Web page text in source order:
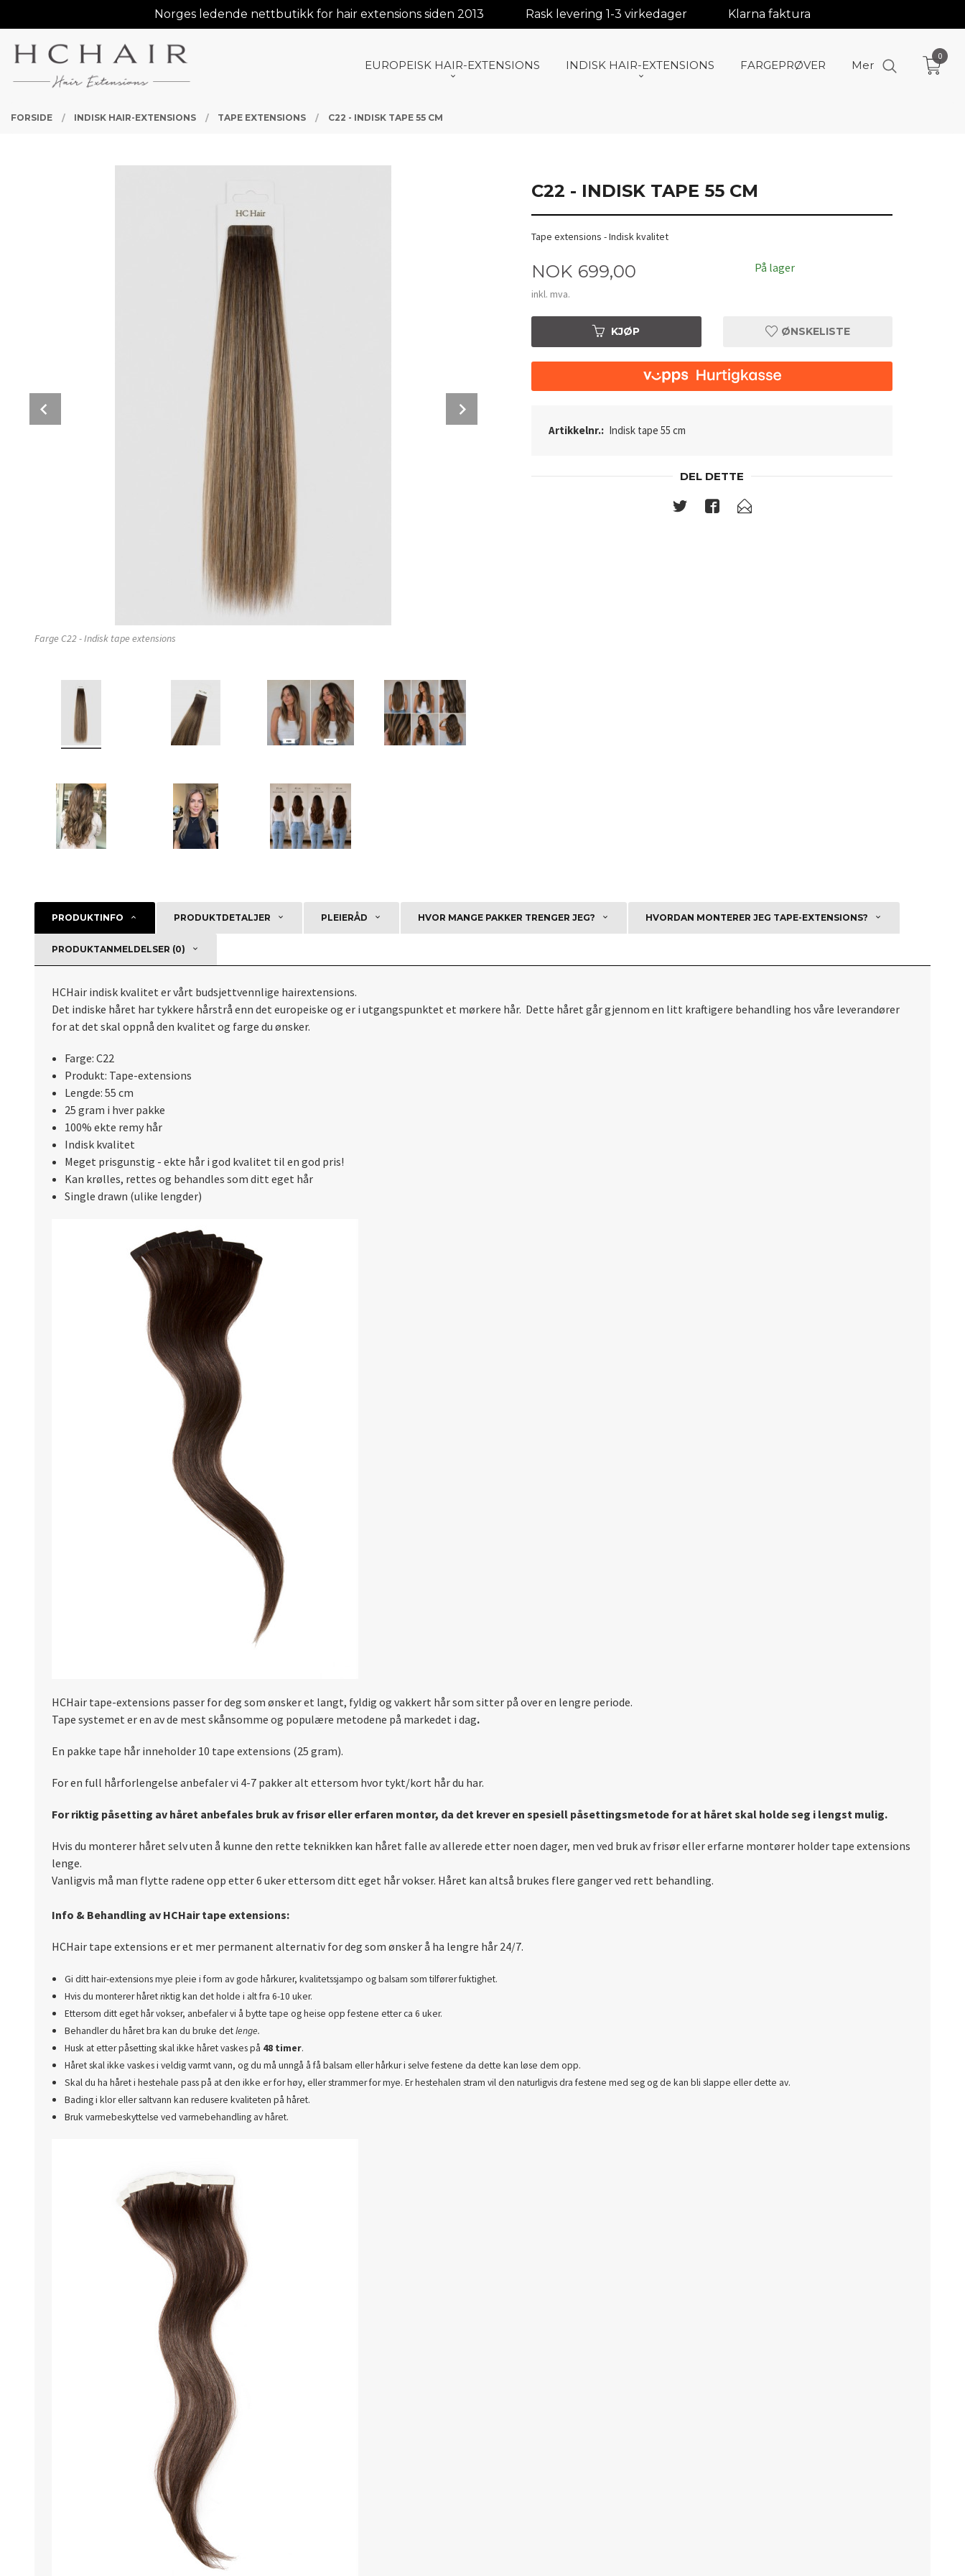
til
innholdet
Norges ledende nettbutikk for hair extensions siden 2013 Rask levering 1-3 virkedager Klarna faktura
PRODUKTER
EUROPEISK HAIR-EXTENSIONS INDISK HAIR-EXTENSIONS FARGEPRØVER Mer
0
FORSIDE INDISK HAIR-EXTENSIONS TAPE EXTENSIONS C22 - INDISK TAPE 55 CM
Farge C22 - Indisk tape extensions
C22 - INDISK TAPE 55 CM
Tape extensions - Indisk kvalitet
Pris
NOK 699,00
inkl. mva.
På lager
KJØP ØNSKELISTE
Artikkelnr.: Indisk tape 55 cm
DEL DETTE
PRODUKTINFO PRODUKTDETALJER PLEIERÅD HVOR MANGE PAKKER TRENGER JEG? HVORDAN MONTERER JEG TAPE-EXTENSIONS?
PRODUKTANMELDELSER (0)
HCHair indisk kvalitet er vårt budsjettvennlige hairextensions.
Det indiske håret har tykkere hårstrå enn det europeiske og er i utgangspunktet et mørkere hår. Dette håret går gjennom en litt kraftigere behandling hos våre leverandører
for at det skal oppnå den kvalitet og farge du ønsker.
Farge: C22
Produkt: Tape-extensions
Lengde: 55 cm
25 gram i hver pakke
100% ekte remy hår
Indisk kvalitet
Meget prisgunstig - ekte hår i god kvalitet til en god pris!
Kan krølles, rettes og behandles som ditt eget hår
Single drawn (ulike lengder)
HCHair tape-extensions passer for deg som ønsker et langt, fyldig og vakkert hår som sitter på over en lengre periode.
Tape systemet er en av de mest skånsomme og populære metodene på markedet i dag.
En pakke tape hår inneholder 10 tape extensions (25 gram).
For en full hårforlengelse anbefaler vi 4-7 pakker alt ettersom hvor tykt/kort hår du har.
For riktig påsetting av håret anbefales bruk av frisør eller erfaren montør, da det krever en spesiell påsettingsmetode for at håret skal holde seg i lengst mulig.
Hvis du monterer håret selv uten å kunne den rette teknikken kan håret falle av allerede etter noen dager, men ved bruk av frisør eller erfarne montører holder tape extensions
lenge.
Vanligvis må man flytte radene opp etter 6 uker ettersom ditt eget hår vokser. Håret kan altså brukes flere ganger ved rett behandling.
Info & Behandling av HCHair tape extensions:
HCHair tape extensions er et mer permanent alternativ for deg som ønsker å ha lengre hår 24/7.
Gi ditt hair-extensions mye pleie i form av gode hårkurer, kvalitetssjampo og balsam som tilfører fuktighet.
Hvis du monterer håret riktig kan det holde i alt fra 6-10 uker.
Ettersom ditt eget hår vokser, anbefaler vi å bytte tape og heise opp festene etter ca 6 uker.
Behandler du håret bra kan du bruke detlenge.
Husk at etter påsetting skal ikke håret vaskes på 48 timer.
Håret skal ikke vaskes i veldig varmt vann, og du må unngå å få balsam eller hårkur i selve festene da dette kan løse dem opp.
Skal du ha håret i hestehale pass på at den ikke er for høy, eller strammer for mye. Er hestehalen stram vil den naturligvis dra festene med seg og de kan bli slappe eller dette av.
Bading i klor eller saltvann kan redusere kvaliteten på håret.
Bruk varmebeskyttelse ved varmebehandling av håret.